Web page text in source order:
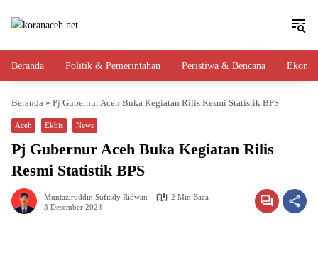
Beranda Politik & Pemerintahan Peristiwa & Bencana
Beranda » Pj Gubernur Aceh Buka Kegiatan Rilis Resmi Statistik BPS
Aceh Ekbis News
Pj Gubernur Aceh Buka Kegiatan Rilis
Resmi Statistik BPS
Muntaziruddin Sufiady Ridwan
2 Min Baca
3 Desember 2024